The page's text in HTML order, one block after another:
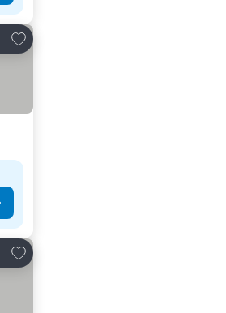
Adicionar aos favoritos
Adicionar aos favoritos